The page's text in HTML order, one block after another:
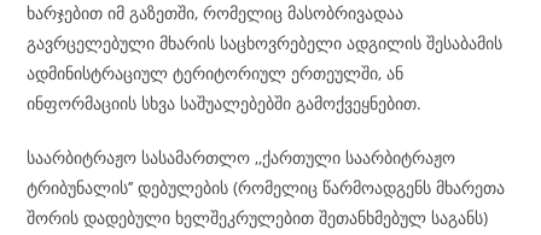
ხარჯებით იმ გაზეთში, რომელიც მასობრივადაა
გავრცელებული მხარის საცხოვრებელი ადგილის შესაბამის
ადმინისტრაციულ ტერიტორიულ ერთეულში, ან
ინფორმაციის სხვა საშუალებებში გამოქვეყნებით.
საარბიტრაჟო სასამართლო ,,ქართული საარბიტრაჟო
ტრიბუნალის’’ დებულების (რომელიც წარმოადგენს მხარეთა
შორის დადებული ხელშეკრულებით შეთანხმებულ საგანს)